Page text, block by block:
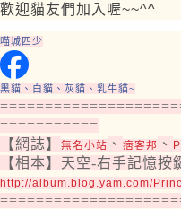
歡迎貓友們加入喔~~^^
喵城四少
黑貓、白貓、灰貓、乳牛貓~
===========
【網誌】
無名小站 、 痞客邦 、
【相本】天空-右手記憶按
http://album.blog.yam.com/